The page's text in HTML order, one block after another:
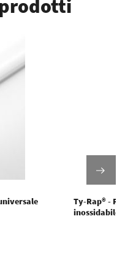
Ty-Rap® -
inossidabile